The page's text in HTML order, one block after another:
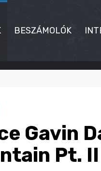
BESZÁMOLÓK
Gavin
Pt. II